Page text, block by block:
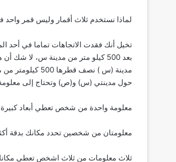
لماذا نستخدم ثلاث أقمار وليس قمر واحد
تخيل أنك فقدت الاتجاهات تماما في أحد
بعد 500 كيلو متر من مدينة س، لا
مدينة (س ) نصف
حول مدينتي (س) و(ص) وتحتاج إلى
معلومة واحدة من شخص تعطي أبعاد
معلومتان من شخصين تحدد مكانك بدقة
ثلاث معلومات من ثلاث اشخص تعطي